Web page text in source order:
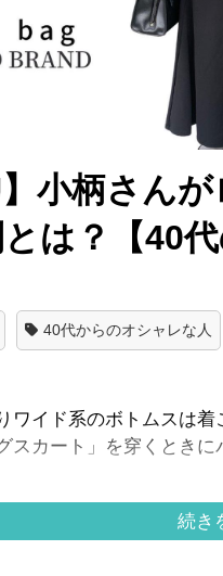
】小柄さん
は？【40代
40代からのオシャレな人
ワイド系のボトムスは
スカート」を穿くときに
合わせるときは全体に
続き